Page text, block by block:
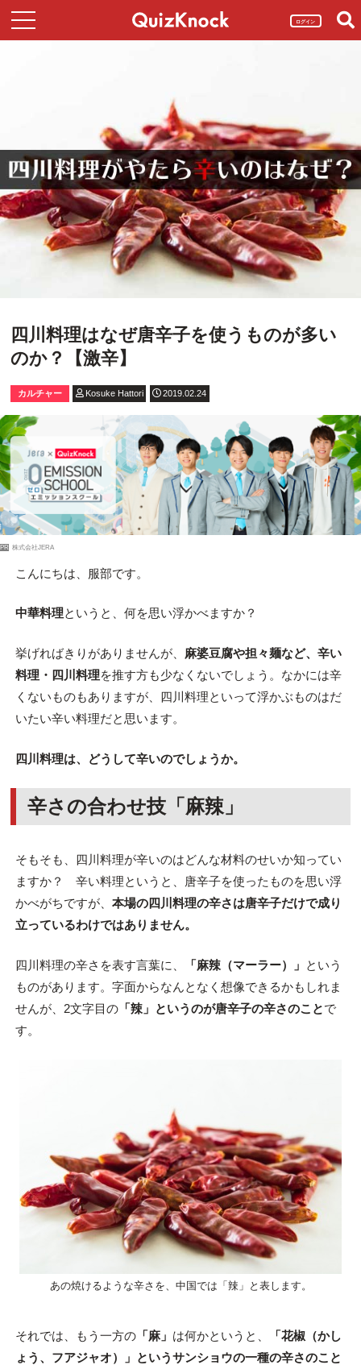
ログイン
四川料理はなぜ唐辛子を使うものが多い
のか？【激辛】
カルチャー Kosuke Hattori 2019.02.24
PR 株式会社JERA
こんにちは、服部です。
中華料理というと、何を思い浮かべますか？
挙げればきりがありませんが、 麻婆豆腐や担々麺など、辛い
料理・四川料理を推す方も少なくないでしょう。なかには辛
くないものもありますが、四川料理といって浮かぶものはだ
いたい辛い料理だと思います。
四川料理は、どうして辛いのでしょうか。
辛さの合わせ技「麻辣」
そもそも、四川料理が辛いのはどんな材料のせいか知ってい
ますか？ 辛い料理というと、唐辛子を使ったものを思い浮
かべがちですが、 本場の四川料理の辛さは唐辛子だけで成り
立っているわけではありません。
四川料理の辛さを表す言葉に、 「麻辣（マーラー）」 という
ものがあります。字面からなんとなく想像できるかもしれま
せんが、2文字目の「辣」というのが唐辛子の辛さのことで
す。
あの焼けるような辛さを、中国では「辣」と表します。
それでは、もう一方の「麻」 は何かというと、
「花椒（かし
ょう、フアジャオ）」というサンショウの一種の辛さのこと